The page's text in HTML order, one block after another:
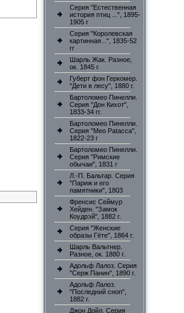
Серия "Естественная
история птиц ...", 1895-
1905 г
Серия "Королевская
картинная...", 1835-52
гг
Шарль Жак. Разное,
ок. 1845 г.
Губерт фон Геркомер.
"Дети в лесу", 1880 г.
Бартоломео Пинелли.
Серия "Дон Кихот",
1833-34 гг.
Бартоломео Пинелли.
Серия "Meo Patacca",
1822-23 г
Бартоломео Пинелли.
Серия "Римские
обычаи", 1831 г
Л.-П. Бальтар. Серия
"Париж и его
памятники", 1803
Френсис Сеймур
Хейден. "Замок
Коудрэй", 1882 г.
Серия "Женские
образы Гёте", 1864 г.
Шарль Вальтнер.
Разное, ок. 1880 г.
Адольф Лалоз. Серия
"Серж Панин", 1890 г.
Адольф Лалоз.
"Последний сноп",
1882 г.
Джон Дойл. Серия